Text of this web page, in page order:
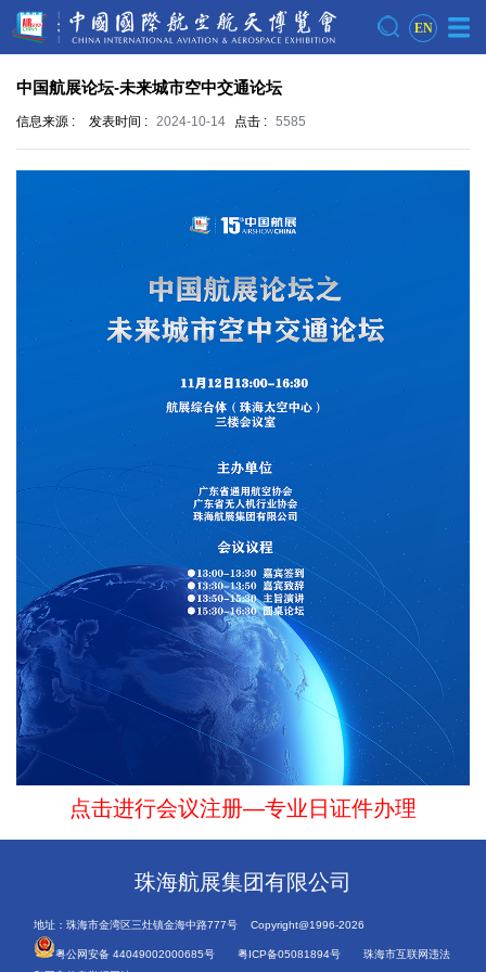
EN
中国航展论坛-未来城市空中交通论坛
信息来源 : 发表时间 : 2024-10-14 点击 : 5585
点击进行会议注册—专业日证件办理
珠海航展集团有限公司
地址：珠海市金湾区三灶镇金海中路777号 Copyright@1996-2026
粤公网安备 44049002000685号 粤ICP备05081894号
珠海市互联网违法